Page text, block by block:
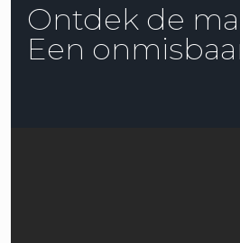
Ontdek de
Een